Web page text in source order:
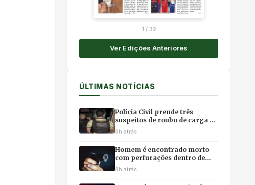
1 / 32
Ver Edições Anteriores
ÚLTIMAS NOTÍCIAS
Polícia Civil prende três
suspeitos de roubo de carga e
cárcere privado em Várzea
6h atrás
Homem é encontrado morto
com perfurações dentro de
residência em Sinop
8h atrás